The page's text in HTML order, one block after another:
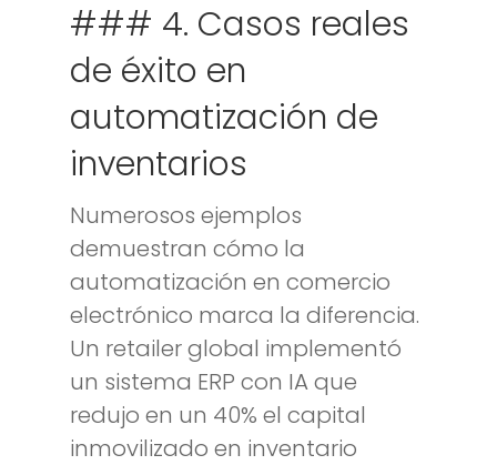
### 4. Casos reales
de éxito en
automatización de
inventarios
Numerosos ejemplos
demuestran cómo la
automatización en comercio
electrónico marca la diferencia.
Un retailer global implementó
un sistema ERP con IA que
redujo en un 40% el capital
inmovilizado en inventario